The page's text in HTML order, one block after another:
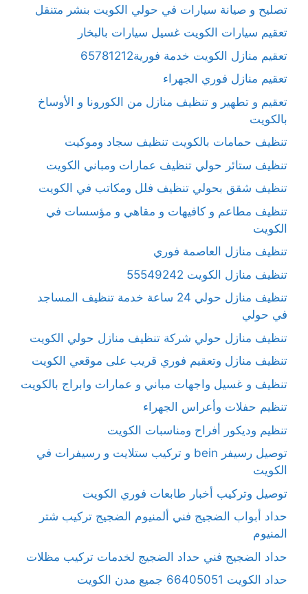
تصليح و صيانة سيارات في حولي الكويت بنشر متنقل
تعقيم سيارات الكويت غسيل سيارات بالبخار
تعقيم منازل الكويت خدمة فورية65781212
تعقيم منازل فوري الجهراء
تعقيم و تطهير و تنظيف منازل من الكورونا و الأوساخ
بالكويت
تنظيف حمامات بالكويت تنظيف سجاد وموكيت
تنظيف ستائر حولي تنظيف عمارات ومباني الكويت
تنظيف شقق بحولي تنظيف فلل ومكاتب في الكويت
تنظيف مطاعم و كافيهات و مقاهي و مؤسسات في
الكويت
تنظيف منازل العاصمة فوري
تنظيف منازل الكويت 55549242
تنظيف منازل حولي 24 ساعة خدمة تنظيف المساجد
في حولي
تنظيف منازل حولي شركة تنظيف منازل حولي الكويت
تنظيف منازل وتعقيم فوري قريب على موقعي الكويت
تنظيف و غسيل واجهات مباني و عمارات وابراج بالكويت
تنظيم حفلات وأعراس الجهراء
تنظيم وديكور أفراح ومناسبات الكويت
توصيل رسيفر bein و تركيب ستلايت و رسيفرات في
الكويت
توصيل وتركيب أخبار طابعات فوري الكويت
حداد أبواب الضجيج فني ألمنيوم الضجيج تركيب شتر
المنيوم
حداد الضجيج فني حداد الضجيج لخدمات تركيب مظلات
حداد الكويت 66405051 جميع مدن الكويت